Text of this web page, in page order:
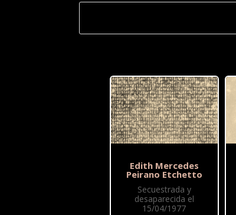
Edith Mercedes
Peirano Etchetto
Secuestrada y
desaparecida el
15/04/1977